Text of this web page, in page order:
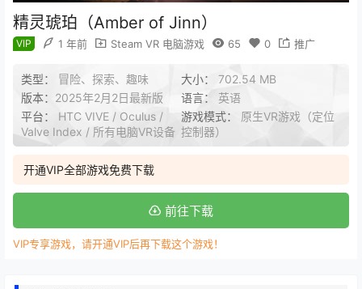
精灵琥珀（Amber of Jinn）
VIP 1 年前 Steam VR 电脑游戏 65 0 推广
类型： 冒险、探索、趣味 大小： 702.54 MB
版本： 2025年2月2日最新版 语言： 英语
平台： HTC VIVE / Oculus /
Valve Index / 所有电脑VR设备
游戏模式： 原生VR游戏（定位
控制器）
开通VIP全部游戏免费下载
前往下载
VIP专享游戏，请开通VIP后再下载这个游戏！